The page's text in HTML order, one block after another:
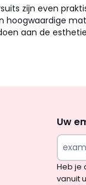
zijn even
aan de
en
Uw
Heb je
vanuit